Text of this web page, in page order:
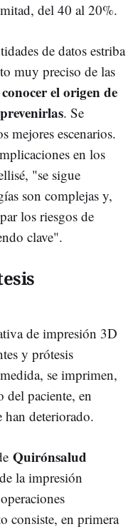
del 40 al 20%.
de datos estriba
muy preciso de las
conocer el origen de
. Se
mejores escenarios.
en los
"se sigue
son complejas y,
los riesgos de
clave".
de impresión 3D
y prótesis
se imprimen,
del paciente, en
han deteriorado.
Quirónsalud
la impresión
consiste, en primera